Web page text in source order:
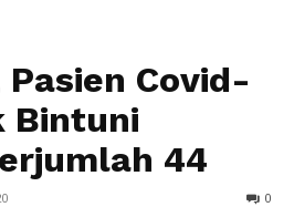
Pasien Covid-
Bintuni
44
0